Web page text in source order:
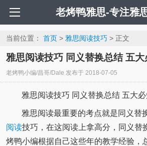
老烤鸭雅思-专注雅
当前位置： 首页> 雅思阅读技巧> 正文
雅思阅读技巧 同义替换总结 五大
老烤鸭小编/昌哥/Dale 发布于 2018-07-05
雅思阅读技巧 同义替换总结 五大
雅思阅读最重要的考点就是同义替
阅读技巧，在这阅读上拿高分，同义替
烤鸭小编根据自己这些年的教学经验，